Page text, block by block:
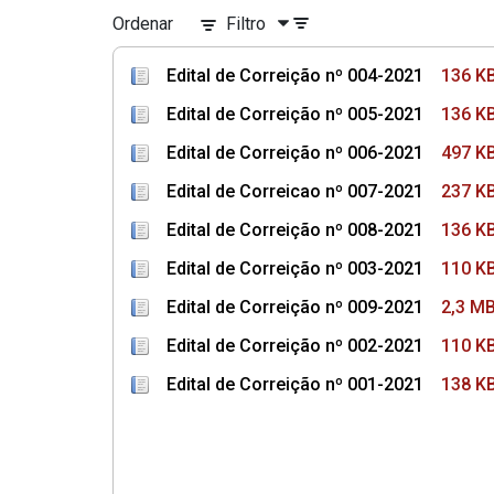
Ordenar Filtro
Edital de Correição nº 004-2021
136
Edital de Correição nº 005-2021
136
Edital de Correição nº 006-2021
497
Edital de Correicao nº 007-2021
237
Edital de Correição nº 008-2021
136
Edital de Correição nº 003-2021
110
Edital de Correição nº 009-2021
2,3 MB
Edital de Correição nº 002-2021
110
Edital de Correição nº 001-2021
138